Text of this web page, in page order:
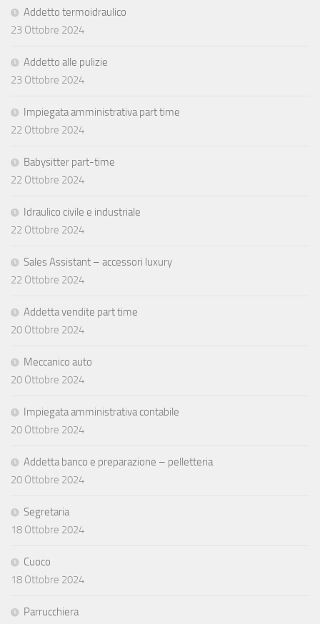
Addetto termoidraulico
23 Ottobre 2024
Addetto alle pulizie
23 Ottobre 2024
Impiegata amministrativa part time
22 Ottobre 2024
Babysitter part-time
22 Ottobre 2024
Idraulico civile e industriale
22 Ottobre 2024
Sales Assistant – accessori luxury
22 Ottobre 2024
Addetta vendite part time
20 Ottobre 2024
Meccanico auto
20 Ottobre 2024
Impiegata amministrativa contabile
20 Ottobre 2024
Addetta banco e preparazione – pelletteria
20 Ottobre 2024
Segretaria
18 Ottobre 2024
Cuoco
18 Ottobre 2024
Parrucchiera